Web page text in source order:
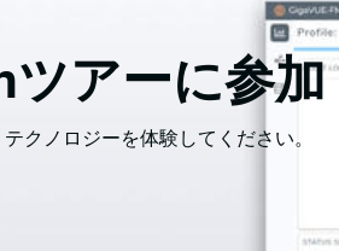
ツアーに参加
クノロジーを体験してください。